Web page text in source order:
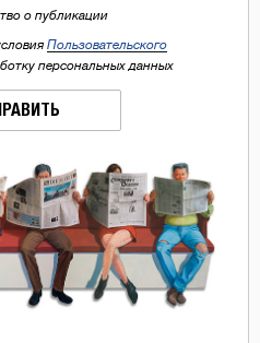
о публикации
Пользовательского
персональных данных